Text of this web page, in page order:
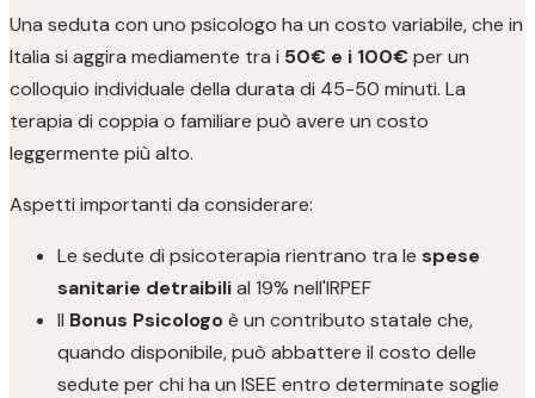
Una seduta con uno psicologo ha un costo variabile, che in
Italia si aggira mediamente tra i 50€ e i 100€ per un
colloquio individuale della durata di 45-50 minuti. La
terapia di coppia o familiare può avere un costo
leggermente più alto.
Aspetti importanti da considerare:
Le sedute di psicoterapia rientrano tra le spese
sanitarie detraibilial 19% nell'IRPEF
Il Bonus Psicologoè un contributo statale che,
quando disponibile, può abbattere il costo delle
sedute per chi ha un ISEE entro determinate soglie